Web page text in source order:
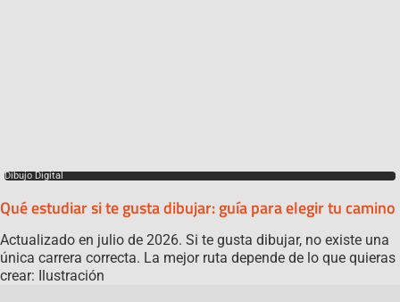
Dibujo Digital
Qué estudiar si te gusta dibujar: guía para elegir tu camino
Actualizado en julio de 2026. Si te gusta dibujar, no existe una
única carrera correcta. La mejor ruta depende de lo que quieras
crear: Ilustración